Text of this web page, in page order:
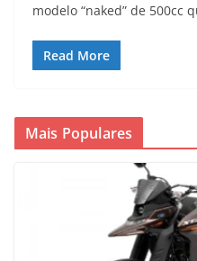
modelo “naked” de 500cc
Read More
Mais Populares